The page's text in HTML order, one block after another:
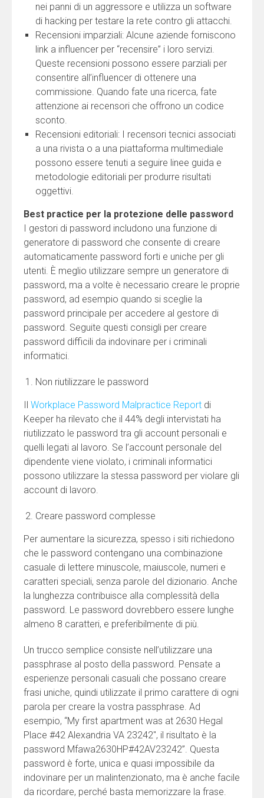
nei panni di un aggressore e utilizza un software
di hacking per testare la rete contro gli attacchi.
Recensioni imparziali: Alcune aziende forniscono
link a influencer per “recensire” i loro servizi.
Queste recensioni possono essere parziali per
consentire all’influencer di ottenere una
commissione. Quando fate una ricerca, fate
attenzione ai recensori che offrono un codice
sconto.
Recensioni editoriali: I recensori tecnici associati
a una rivista o a una piattaforma multimediale
possono essere tenuti a seguire linee guida e
metodologie editoriali per produrre risultati
oggettivi.
Best practice per la protezione delle password
I gestori di password includono una funzione di
generatore di password che consente di creare
automaticamente password forti e uniche per gli
utenti. È meglio utilizzare sempre un generatore di
password, ma a volte è necessario creare le proprie
password, ad esempio quando si sceglie la
password principale per accedere al gestore di
password. Seguite questi consigli per creare
password difficili da indovinare per i criminali
informatici.
Non riutilizzare le password
Il Workplace Password Malpractice Report di
Keeper ha rilevato che il 44% degli intervistati ha
riutilizzato le password tra gli account personali e
quelli legati al lavoro. Se l’account personale del
dipendente viene violato, i criminali informatici
possono utilizzare la stessa password per violare gli
account di lavoro.
Creare password complesse
Per aumentare la sicurezza, spesso i siti richiedono
che le password contengano una combinazione
casuale di lettere minuscole, maiuscole, numeri e
caratteri speciali, senza parole del dizionario. Anche
la lunghezza contribuisce alla complessità della
password. Le password dovrebbero essere lunghe
almeno 8 caratteri, e preferibilmente di più.
Un trucco semplice consiste nell’utilizzare una
passphrase al posto della password. Pensate a
esperienze personali casuali che possano creare
frasi uniche, quindi utilizzate il primo carattere di ogni
parola per creare la vostra passphrase. Ad
esempio, “My first apartment was at 2630 Hegal
Place #42 Alexandria VA 23242″, il risultato è la
password Mfawa2630HP#42AV23242”. Questa
password è forte, unica e quasi impossibile da
indovinare per un malintenzionato, ma è anche facile
da ricordare, perché basta memorizzare la frase.